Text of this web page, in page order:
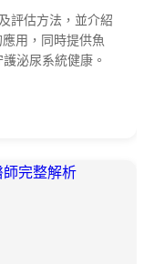
評估方法，並介紹
用，同時提供魚
泌尿系統健康。